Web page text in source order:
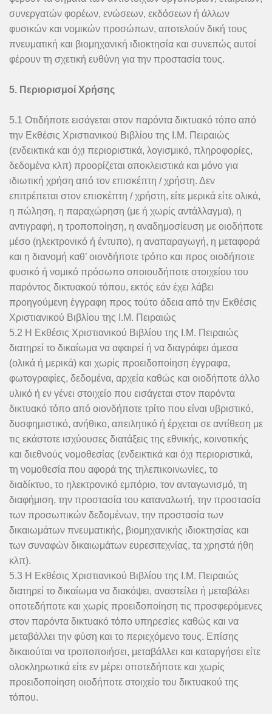
συνεργατών φορέων, ενώσεων, εκδόσεων ή άλλων
φυσικών και νομικών προσώπων, αποτελούν δική τους
πνευματική και βιομηχανική ιδιοκτησία και συνεπώς αυτοί
φέρουν τη σχετική ευθύνη για την προστασία τους.
5. Περιορισμοί Χρήσης
5.1 Οτιδήποτε εισάγεται στον παρόντα δικτυακό τόπο από
την Εκθέσις Χριστιανικού Βιβλίου της Ι.Μ. Πειραιώς
(ενδεικτικά και όχι περιοριστικά, λογισμικό, πληροφορίες,
δεδομένα κλπ) προορίζεται αποκλειστικά και μόνο για
ιδιωτική χρήση από τον επισκέπτη / χρήστη. Δεν
επιτρέπεται στον επισκέπτη / χρήστη, είτε μερικά είτε ολικά,
η πώληση, η παραχώρηση (με ή χωρίς αντάλλαγμα), η
αντιγραφή, η τροποποίηση, η αναδημοσίευση με οιοδήποτε
μέσο (ηλεκτρονικό ή έντυπο), η αναπαραγωγή, η μεταφορά
και η διανομή καθ’ οιονδήποτε τρόπο και προς οιοδήποτε
φυσικό ή νομικό πρόσωπο οποιουδήποτε στοιχείου του
παρόντος δικτυακού τόπου, εκτός εάν έχει λάβει
προηγούμενη έγγραφη προς τούτο άδεια από την Εκθέσις
Χριστιανικού Βιβλίου της Ι.Μ. Πειραιώς
5.2 Η Εκθέσις Χριστιανικού Βιβλίου της Ι.Μ. Πειραιώς
διατηρεί το δικαίωμα να αφαιρεί ή να διαγράφει άμεσα
(ολικά ή μερικά) και χωρίς προειδοποίηση έγγραφα,
φωτογραφίες, δεδομένα, αρχεία καθώς και οιοδήποτε άλλο
υλικό ή εν γένει στοιχείο που εισάγεται στον παρόντα
δικτυακό τόπο από οιονδήποτε τρίτο που είναι υβριστικό,
δυσφημιστικό, ανήθικο, απειλητικό ή έρχεται σε αντίθεση με
τις εκάστοτε ισχύουσες διατάξεις της εθνικής, κοινοτικής
και διεθνούς νομοθεσίας (ενδεικτικά και όχι περιοριστικά,
τη νομοθεσία που αφορά της τηλεπικοινωνίες, το
διαδίκτυο, το ηλεκτρονικό εμπόριο, τον ανταγωνισμό, τη
διαφήμιση, την προστασία του καταναλωτή, την προστασία
των προσωπικών δεδομένων, την προστασία των
δικαιωμάτων πνευματικής, βιομηχανικής ιδιοκτησίας και
των συναφών δικαιωμάτων ευρεσιτεχνίας, τα χρηστά ήθη
κλπ).
5.3 Η Εκθέσις Χριστιανικού Βιβλίου της Ι.Μ. Πειραιώς
διατηρεί το δικαίωμα να διακόψει, αναστείλει ή μεταβάλει
οποτεδήποτε και χωρίς προειδοποίηση τις προσφερόμενες
στον παρόντα δικτυακό τόπο υπηρεσίες καθώς και να
μεταβάλλει την φύση και το περιεχόμενο τους. Επίσης
δικαιούται να τροποποιήσει, μεταβάλλει και καταργήσει είτε
ολοκληρωτικά είτε εν μέρει οποτεδήποτε και χωρίς
προειδοποίηση οιοδήποτε στοιχείο του δικτυακού της
τόπου.